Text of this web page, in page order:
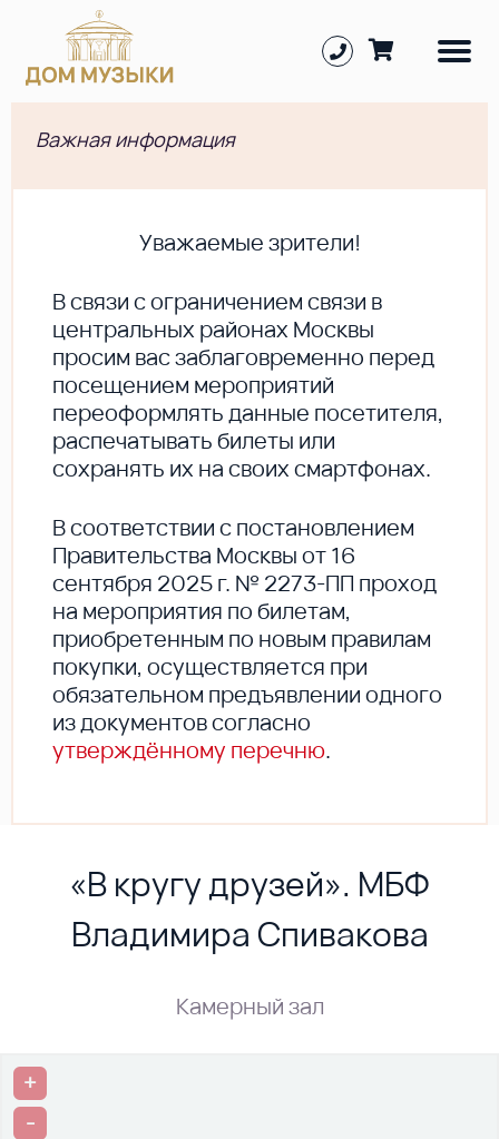
Важная информация
Уважаемые зрители!
В cвязи с ограничением связи в
центральных районах Москвы
просим вас заблаговременно перед
посещением мероприятий
переоформлять данные посетителя,
распечатывать билеты или
сохранять их на своих смартфонах.
В соответствии с постановлением
Правительства Москвы от 16
сентября 2025 г. № 2273-ПП проход
на мероприятия по билетам,
приобретенным по новым правилам
покупки, осуществляется при
обязательном предъявлении одного
из документов согласно
утверждённому перечню.
«В кругу друзей». МБФ
Владимира Спивакова
Камерный зал
+
-